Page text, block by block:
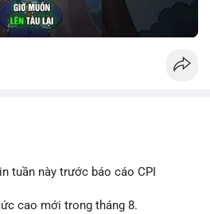
tuần này trước báo cáo CPI
cao mới trong tháng 8.